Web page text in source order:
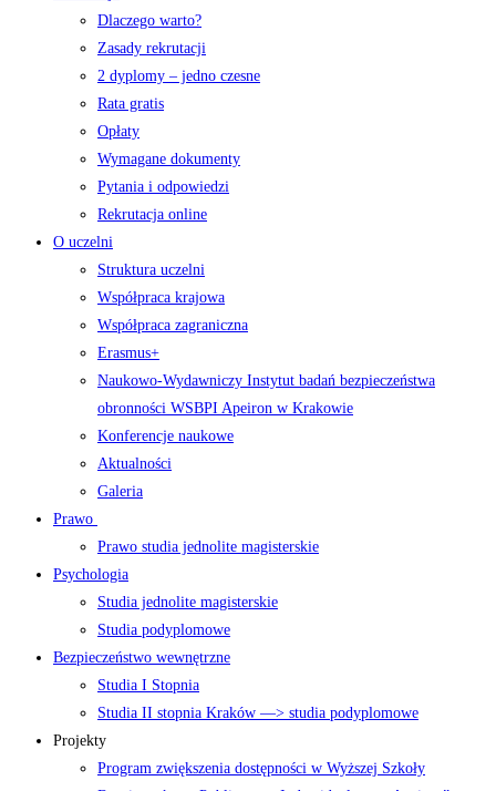
Dlaczego warto?
Zasady rekrutacji
2 dyplomy – jedno czesne
Rata gratis
Opłaty
Wymagane dokumenty
Pytania i odpowiedzi
Rekrutacja online
O uczelni
Struktura uczelni
Współpraca krajowa
Współpraca zagraniczna
Erasmus+
Naukowo-Wydawniczy Instytut badań bezpieczeństwa
obronności WSBPI Apeiron w Krakowie
Konferencje naukowe
Aktualności
Galeria
Prawo
Prawo studia jednolite magisterskie
Psychologia
Studia jednolite magisterskie
Studia podyplomowe
Bezpieczeństwo wewnętrzne
Studia I Stopnia
Studia II stopnia Kraków —> studia podyplomowe
Projekty
Program zwiększenia dostępności w Wyższej Szkoły